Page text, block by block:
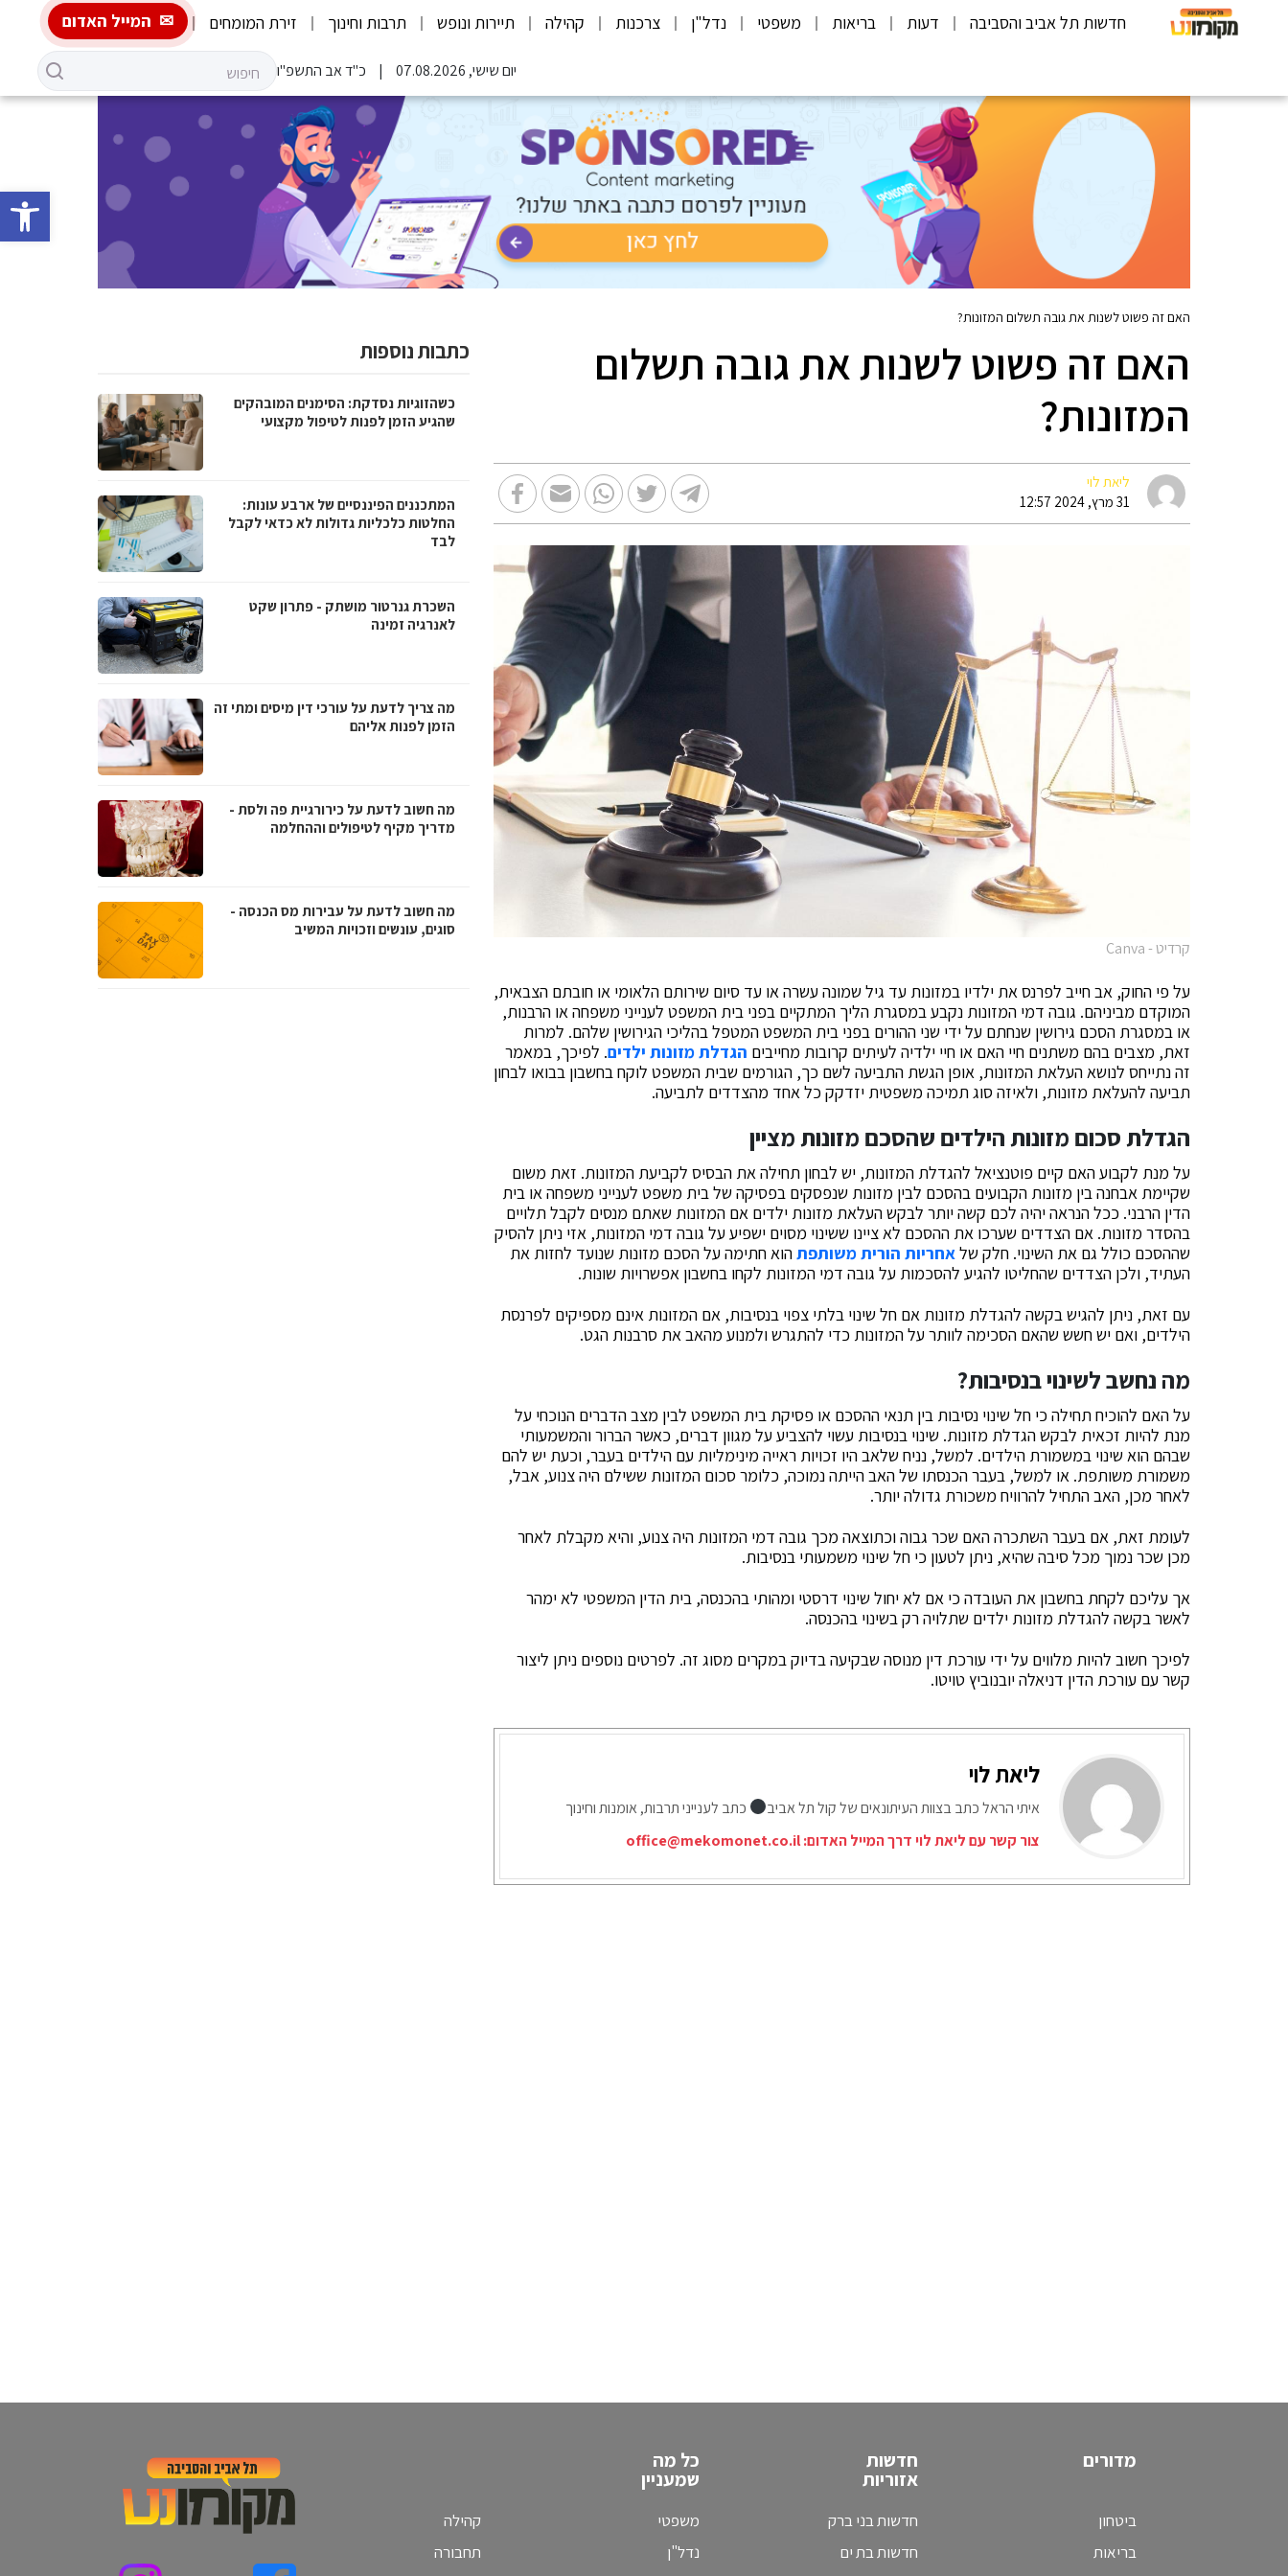
פתח
חדשות תל אביב והסביבה דעות בריאות משפטי נדל"ן צרכנות קהילה תיירות ונופש תרבות וחינוך זירת המומחים המייל האדום
יום שישי, 07.08.2026 כ"ד אב התשפ"ו
האם זה פשוט לשנות את גובה תשלום המזונות?
האם זה פשוט לשנות את גובה תשלום
המזונות?
ליאת לוי
31 מרץ, 2024 12:57
קרדיט - Canva
על פי החוק, אב חייב לפרנס את ילדיו במזונות עד גיל שמונה עשרה או עד סיום שירותם הלאומי או חובתם הצבאית,
המוקדם מביניהם. גובה דמי המזונות נקבע במסגרת הליך המתקיים בפני בית המשפט לענייני משפחה או הרבנות,
או במסגרת הסכם גירושין שנחתם על ידי שני ההורים בפני בית המשפט המטפל בהליכי הגירושין שלהם. למרות
זאת, מצבים בהם משתנים חיי האם או חיי ילדיה לעיתים קרובות מחייבים הגדלת מזונות ילדים. לפיכך, במאמר
זה נתייחס לנושא העלאת המזונות, אופן הגשת התביעה לשם כך, הגורמים שבית המשפט לוקח בחשבון בבואו לבחון
תביעה להעלאת מזונות, ולאיזה סוג תמיכה משפטית יזדקק כל אחד מהצדדים לתביעה.
הגדלת סכום מזונות הילדים שהסכם מזונות מציין
על מנת לקבוע האם קיים פוטנציאל להגדלת המזונות, יש לבחון תחילה את הבסיס לקביעת המזונות. זאת משום
שקיימת אבחנה בין מזונות הקבועים בהסכם לבין מזונות שנפסקים בפסיקה של בית משפט לענייני משפחה או בית
הדין הרבני. ככל הנראה יהיה לכם קשה יותר לבקש העלאת מזונות ילדים אם המזונות שאתם מנסים לקבל תלויים
בהסדר מזונות. אם הצדדים שערכו את ההסכם לא ציינו ששינוי מסוים ישפיע על גובה דמי המזונות, אזי ניתן להסיק
שההסכם כולל גם את השינוי. חלק שלאחריות הורית משותפתהוא חתימה על הסכם מזונות שנועד לחזות את
העתיד, ולכן הצדדים שהחליטו להגיע להסכמות על גובה דמי המזונות לקחו בחשבון אפשרויות שונות.
עם זאת, ניתן להגיש בקשה להגדלת מזונות אם חל שינוי בלתי צפוי בנסיבות, אם המזונות אינם מספיקים לפרנסת
הילדים, ואם יש חשש שהאם הסכימה לוותר על המזונות כדי להתגרש ולמנוע מהאב את סרבנות הגט.
מה נחשב לשינוי בנסיבות?
על האם להוכיח תחילה כי חל שינוי נסיבות בין תנאי ההסכם או פסיקת בית המשפט לבין מצב הדברים הנוכחי על
מנת להיות זכאית לבקש הגדלת מזונות. שינוי בנסיבות עשוי להצביע על מגוון דברים, כאשר הברור והמשמעותי
שבהם הוא שינוי במשמורת הילדים. למשל, נניח שלאב היו זכויות ראייה מינימליות עם הילדים בעבר, וכעת יש להם
משמורת משותפת. או למשל, בעבר הכנסתו של האב הייתה נמוכה, כלומר סכום המזונות ששילם היה צנוע, אבל,
לאחר מכן, האב התחיל להרוויח משכורת גדולה יותר.
לעומת זאת, אם בעבר השתכרה האם שכר גבוה וכתוצאה מכך גובה דמי המזונות היה צנוע, והיא מקבלת לאחר
מכן שכר נמוך מכל סיבה שהיא, ניתן לטעון כי חל שינוי משמעותי בנסיבות.
אך עליכם לקחת בחשבון את העובדה כי אם לא יחול שינוי דרסטי ומהותי בהכנסה, בית הדין המשפטי לא ימהר
לאשר בקשה להגדלת מזונות ילדים שתלויה רק בשינוי בהכנסה.
לפיכך חשוב להיות מלווים על ידי עורכת דין מנוסה שבקיעה בדיוק במקרים מסוג זה. לפרטים נוספים ניתן ליצור
קשר עם עורכת הדין דניאלה יובנוביץ טויטו.
ליאת לוי
איתי הראל כתב בצוות העיתונאים של קול תל אביב
כתב לענייני תרבות, אומנות וחינוך
צור קשר עם ליאת לוי דרך המייל האדום:office@mekomonet.co.il
כתבות נוספות
כשהזוגיות נסדקת: הסימנים המובהקים
שהגיע הזמן לפנות לטיפול מקצועי
המתכננים הפיננסיים של ארבע עונות:
החלטות כלכליות גדולות לא כדאי לקבל
לבד
השכרת גנרטור מושתק - פתרון שקט
לאנרגיה זמינה
מה צריך לדעת על עורכי דין מיסים ומתי זה
הזמן לפנות אליהם
מה חשוב לדעת על כירורגיית פה ולסת -
מדריך מקיף לטיפולים וההחלמה
מה חשוב לדעת על עבירות מס הכנסה -
סוגים, עונשים וזכויות המשיב
מדורים
ביטחון
בריאות
חדשות
אזוריות
חדשות בני ברק
חדשות בת ים
כל מה
שמעניין
משפטי
נדל"ן
קהילה
תחבורה